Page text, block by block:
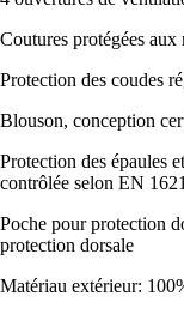
Coutures protégées aux
Protection des coudes
Blouson, conception
Protection des épaules
contrôlée selon EN
Poche pour protection
protection dorsale
Matériau extérieur: